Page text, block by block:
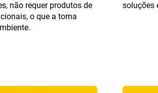
não requer produtos de
o que a torna
soluções